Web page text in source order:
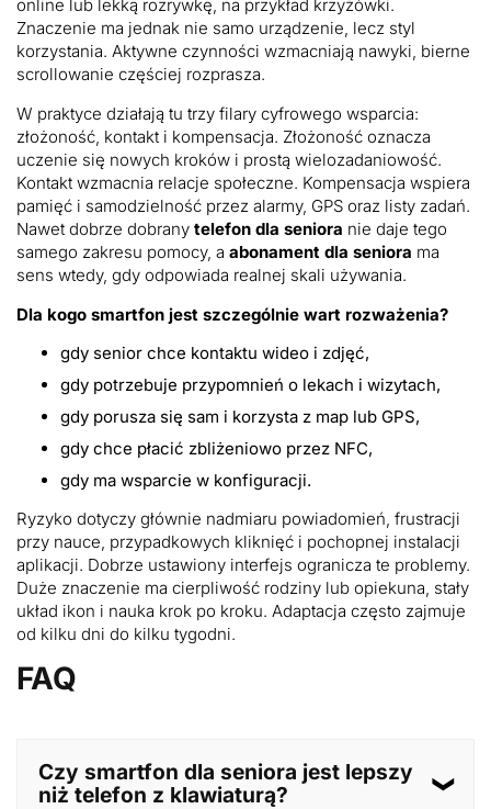
online lub lekką rozrywkę, na przykład krzyżówki.
Znaczenie ma jednak nie samo urządzenie, lecz styl
korzystania. Aktywne czynności wzmacniają nawyki, bierne
scrollowanie częściej rozprasza.
W praktyce działają tu trzy filary cyfrowego wsparcia:
złożoność, kontakt i kompensacja. Złożoność oznacza
uczenie się nowych kroków i prostą wielozadaniowość.
Kontakt wzmacnia relacje społeczne. Kompensacja wspiera
pamięć i samodzielność przez alarmy, GPS oraz listy zadań.
Nawet dobrze dobrany telefon dla seniora nie daje tego
samego zakresu pomocy, a abonament dla seniora ma
sens wtedy, gdy odpowiada realnej skali używania.
Dla kogo smartfon jest szczególnie wart rozważenia?
gdy senior chce kontaktu wideo i zdjęć,
gdy potrzebuje przypomnień o lekach i wizytach,
gdy porusza się sam i korzysta z map lub GPS,
gdy chce płacić zbliżeniowo przez NFC,
gdy ma wsparcie w konfiguracji.
Ryzyko dotyczy głównie nadmiaru powiadomień, frustracji
przy nauce, przypadkowych kliknięć i pochopnej instalacji
aplikacji. Dobrze ustawiony interfejs ogranicza te problemy.
Duże znaczenie ma cierpliwość rodziny lub opiekuna, stały
układ ikon i nauka krok po kroku. Adaptacja często zajmuje
od kilku dni do kilku tygodni.
FAQ
Czy smartfon dla seniora jest lepszy
niż telefon z klawiaturą?